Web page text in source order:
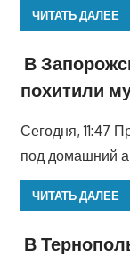
ЧИТАТЬ ДАЛЕЕ
В
похитили
Сегодня, 11:47
под домашний
ЧИТАТЬ ДАЛЕЕ
В